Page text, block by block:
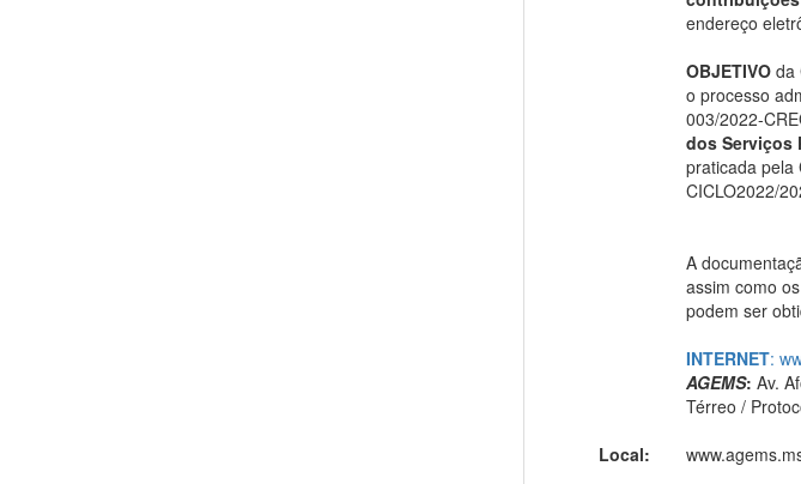
endereço
OBJETIVO da
o processo
003/2022-
dos Serviços
praticada pela
CICLO2022/
A
assim como
podem ser
INTERNET:
AGEMS: Av.
Térreo /
Local: